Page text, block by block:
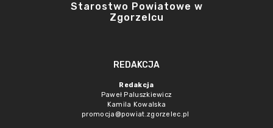
Starostwo Powiatowe w
Zgorzelcu
REDAKCJA
Redakcja
Paweł Paluszkiewicz
Kamila Kowalska
promocja@powiat.zgorzelec.pl